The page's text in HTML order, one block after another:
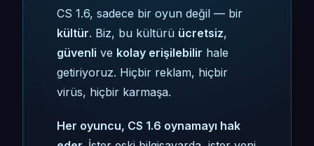
CS 1.6, sadece bir oyun değil — bir
kültür. Biz, bu kültürü ücretsiz,
güvenli ve kolay erişilebilir hale
getiriyoruz. Hiçbir reklam, hiçbir
virüs, hiçbir karmaşa.
Her oyuncu, CS 1.6 oynamayı hak